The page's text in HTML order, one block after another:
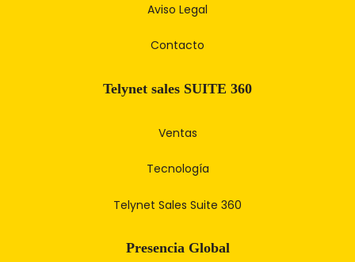
Aviso Legal
Contacto
Telynet sales SUITE 360
Ventas
Tecnología
Telynet Sales Suite 360
Presencia Global